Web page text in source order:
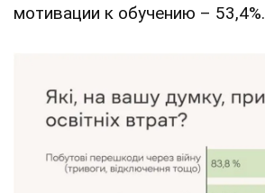
мотивации к обучению – 53,4%.